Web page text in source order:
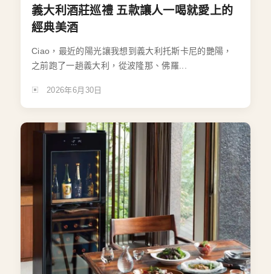
義大利酒莊巡禮 五款讓人一喝就愛上的
經典美酒
Ciao，最近的陽光讓我想到義大利托斯卡尼的艷陽，
之前跑了一趟義大利，從波隆那、佛羅...
2026年6月30日